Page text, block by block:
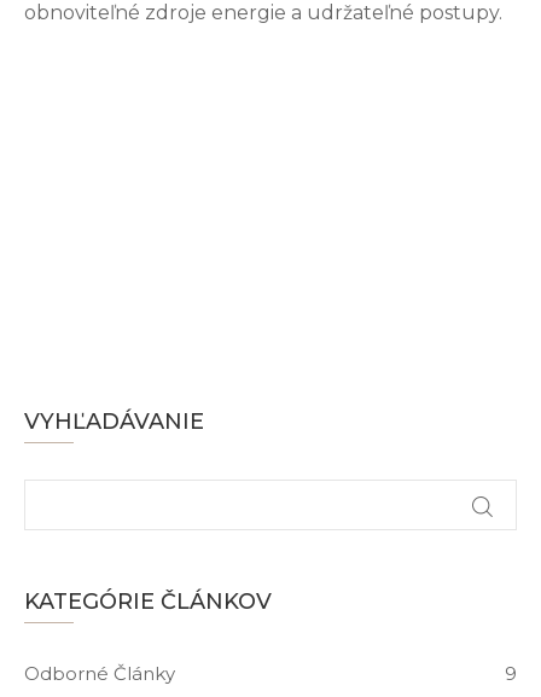
obnoviteľné zdroje energie a udržateľné postupy.
VYHĽADÁVANIE
KATEGÓRIE ČLÁNKOV
Odborné Články
9